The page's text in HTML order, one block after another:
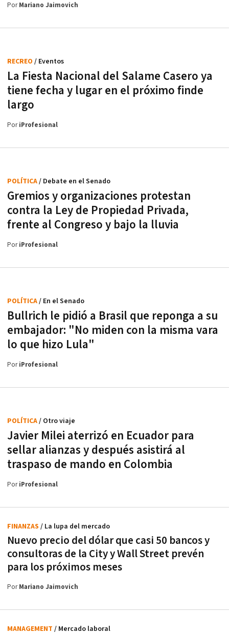
PorMariano Jaimovich
La Fiesta Nacional del Salame Casero ya
tiene fecha y lugar en el próximo finde
largo
RECREO / Eventos
PoriProfesional
Gremios y organizaciones protestan
contra la Ley de Propiedad Privada,
frente al Congreso y bajo la lluvia
POLÍTICA/ Debate en el Senado
PoriProfesional
Bullrich le pidió a Brasil que reponga a su
embajador: "No miden con la misma vara
lo que hizo Lula"
POLÍTICA/ En el Senado
PoriProfesional
Javier Milei aterrizó en Ecuador para
sellar alianzas y después asistirá al
traspaso de mando en Colombia
POLÍTICA/ Otro viaje
PoriProfesional
Nuevo precio del dólar que casi 50 bancos y
consultoras de la City y Wall Street prevén
para los próximos meses
FINANZAS / La lupa del mercado
PorMariano Jaimovich
MANAGEMENT / Mercado laboral